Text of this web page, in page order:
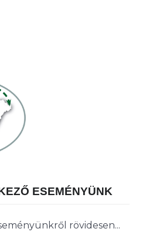
ESEMÉNYÜNK
rövidesen...